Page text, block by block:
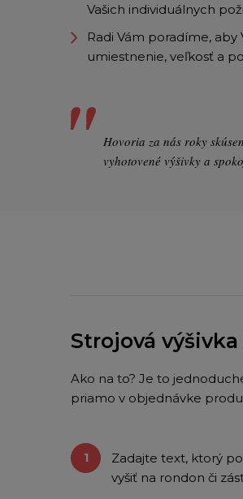
Vašich individuálnych
Radi Vám poradíme, aby
umiestnenie, veľkosť a
Hovoria za nás roky
vyhotovené výšivky a
Strojová
Ako na to? Je to
priamo v objednávke
Zadajte text, ktorý
vyšiť na rondon či